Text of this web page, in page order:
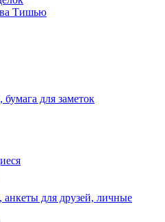
Тишью
для заметок
для друзей, личные